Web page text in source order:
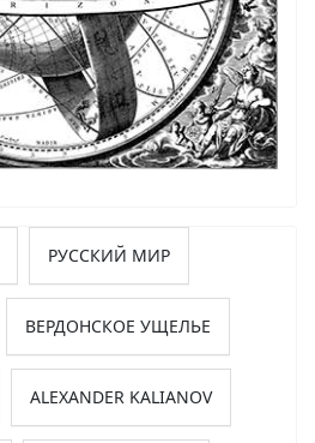
РУССКИЙ МИР
ВЕРДОНСКОЕ УЩЕЛЬЕ
ALEXANDER KALIANOV